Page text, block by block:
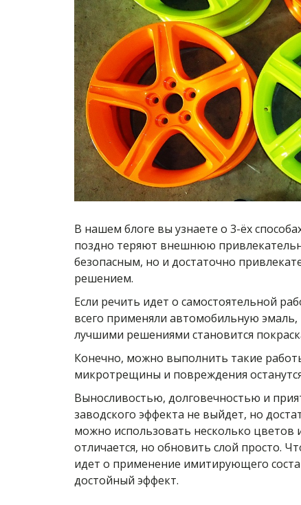
В нашем блоге вы узнаете о 3-ёх
поздно теряют внешнюю
безопасным, но и достаточно
решением.
Если речить идет о самостоятельной
всего применяли автомобильную
лучшими решениями становится
Конечно, можно выполнить такие
микротрещины и повреждения
Выносливостью, долговечностью и
заводского эффекта не выйдет, но
можно использовать несколько цветов
отличается, но обновить слой просто.
идет о применение имитирующего
достойный эффект.